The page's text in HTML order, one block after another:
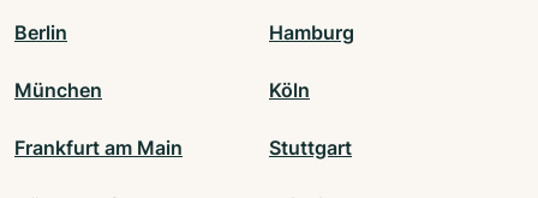
Berlin Hamburg
München Köln
Frankfurt am Main Stuttgart